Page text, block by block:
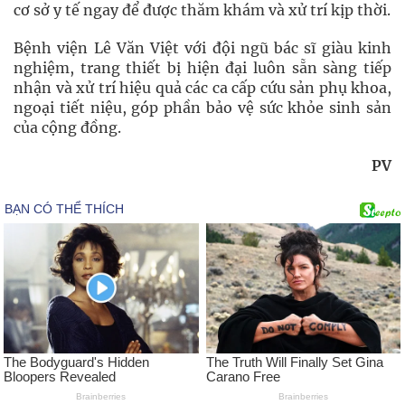
cơ sở y tế ngay để được thăm khám và xử trí kịp thời.
Bệnh viện Lê Văn Việt với đội ngũ bác sĩ giàu kinh
nghiệm, trang thiết bị hiện đại luôn sẵn sàng tiếp
nhận và xử trí hiệu quả các ca cấp cứu sản phụ khoa,
ngoại tiết niệu, góp phần bảo vệ sức khỏe sinh sản
của cộng đồng.
PV